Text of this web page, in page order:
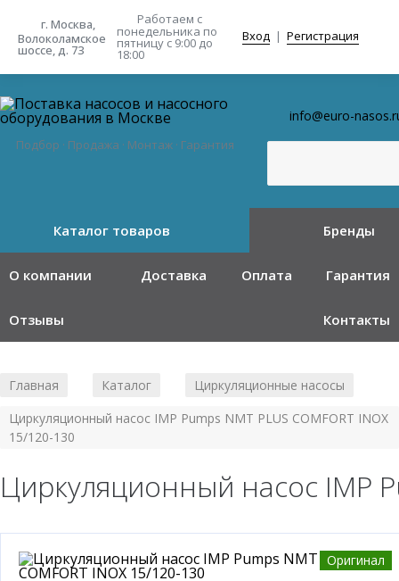
г. Москва,
Волоколамское
шоссе, д. 73
Работаем с
понедельника по
пятницу с 9:00 до
18:00
Вход | Регистрация
Подбор · Продажа · Монтаж · Гарантия
info@euro-
Каталог товаров Бренды
О компании Доставка Оплата Гарантия
Отзывы Контакты
Главная Каталог Циркуляционные насосы
Циркуляционный насос IMP Pumps NMT PLUS COMFORT INOX
15/120-130
Циркуляционный насос IMP
Оригинал